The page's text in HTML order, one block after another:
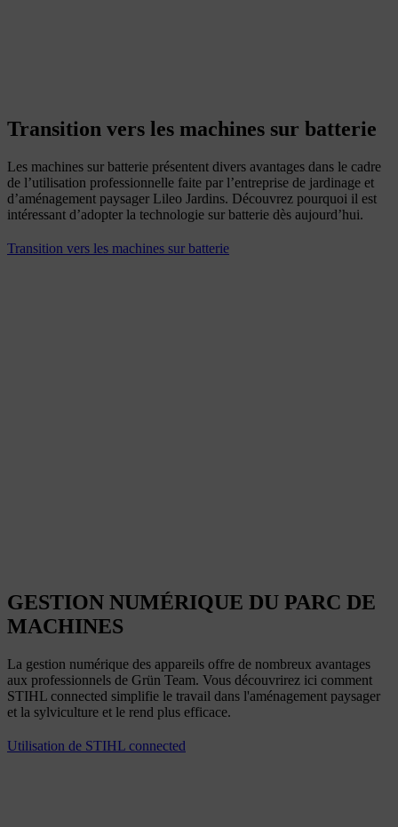
Transition vers les machines sur batterie
Les machines sur batterie présentent divers avantages dans le cadre
de l’utilisation professionnelle faite par l’entreprise de jardinage et
d’aménagement paysager Lileo Jardins. Découvrez pourquoi il est
intéressant d’adopter la technologie sur batterie dès aujourd’hui.
Transition vers les machines sur batterie
GESTION NUMÉRIQUE DU PARC DE
MACHINES
La gestion numérique des appareils offre de nombreux avantages
aux professionnels de Grün Team. Vous découvrirez ici comment
STIHL connected simplifie le travail dans l'aménagement paysager
et la sylviculture et le rend plus efficace.
Utilisation de STIHL connected